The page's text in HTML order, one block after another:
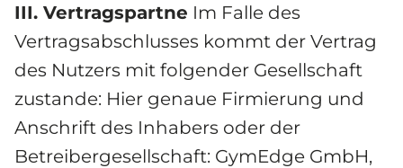
III. Vertragspartne Im Falle des
Vertragsabschlusses kommt der Vertrag
des Nutzers mit folgender Gesellschaft
zustande: Hier genaue Firmierung und
Anschrift des Inhabers oder der
Betreibergesellschaft: GymEdge GmbH,